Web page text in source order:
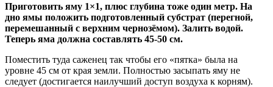
Приготовить яму 1×1, плюс глубина тоже один метр. На
дно ямы положить подготовленный субстрат (перегной,
перемешанный с верхним чернозёмом). Залить водой.
Теперь яма должна составлять 45-50 см.
Поместить туда саженец так чтобы его «пятка» была на
уровне 45 см от края земли. Полностью засыпать яму не
следует (достигается наилучший доступ воздуха к корням).